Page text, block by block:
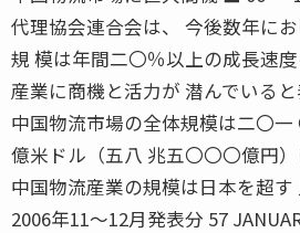
代理協会連合会は、 今後数年に
規 模は年間二〇％以上の成長速
産業に商機と活力が 潜んでいると
中国物流市場の全体規模は二〇
億米ドル（五八 兆五〇〇〇億円
中国物流産業の規模は日本を超す
2006年11〜12月発表分 57